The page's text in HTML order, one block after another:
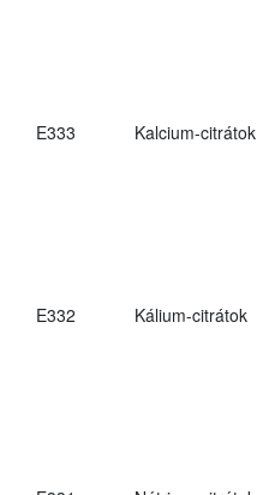
E333 Kalcium-citrátok
E332 Kálium-citrátok